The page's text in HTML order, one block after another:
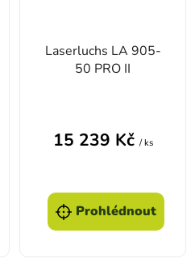
Laserluchs LA 905-
50 PRO II
15 239 Kč / ks
Prohlédnout